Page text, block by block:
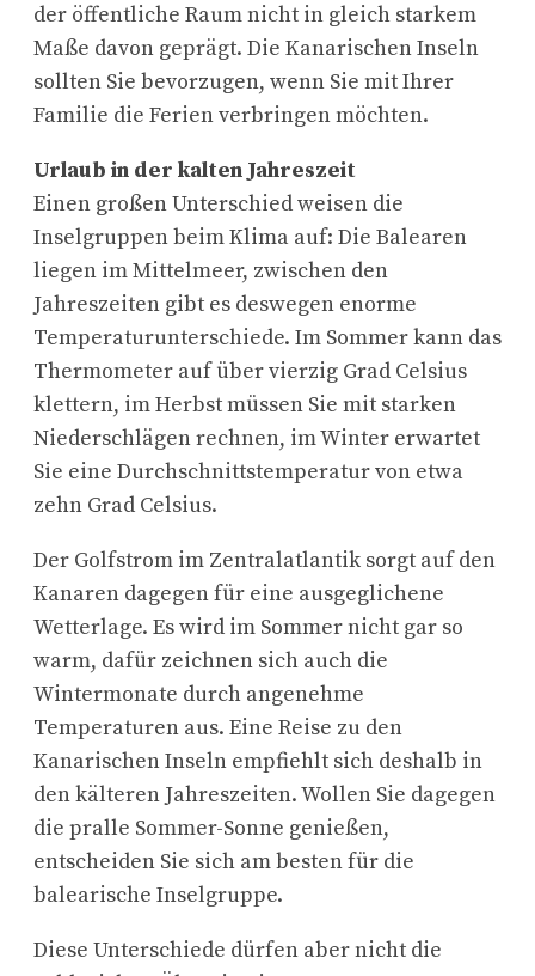
der öffentliche Raum nicht in gleich starkem
Maße davon geprägt. Die Kanarischen Inseln
sollten Sie bevorzugen, wenn Sie mit Ihrer
Familie die Ferien verbringen möchten.
Urlaub in der kalten Jahreszeit
Einen großen Unterschied weisen die
Inselgruppen beim Klima auf: Die Balearen
liegen im Mittelmeer, zwischen den
Jahreszeiten gibt es deswegen enorme
Temperaturunterschiede. Im Sommer kann das
Thermometer auf über vierzig Grad Celsius
klettern, im Herbst müssen Sie mit starken
Niederschlägen rechnen, im Winter erwartet
Sie eine Durchschnittstemperatur von etwa
zehn Grad Celsius.
Der Golfstrom im Zentralatlantik sorgt auf den
Kanaren dagegen für eine ausgeglichene
Wetterlage. Es wird im Sommer nicht gar so
warm, dafür zeichnen sich auch die
Wintermonate durch angenehme
Temperaturen aus. Eine Reise zu den
Kanarischen Inseln empfiehlt sich deshalb in
den kälteren Jahreszeiten. Wollen Sie dagegen
die pralle Sommer-Sonne genießen,
entscheiden Sie sich am besten für die
balearische Inselgruppe.
Diese Unterschiede dürfen aber nicht die